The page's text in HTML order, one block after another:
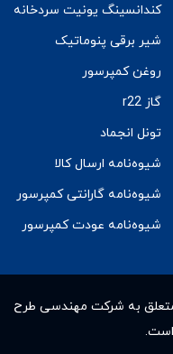
کندانسینگ یونیت سردخانه
شیر برقی پنوماتیک
روغن کمپرسور
گاز r22
تونل انجماد
شیوه‌نامه ارسال کالا
شیوه‌نامه گارانتی کمپرسور
شیوه‌نامه عودت کمپرسور
متعلق به شرکت مهندسی طرح